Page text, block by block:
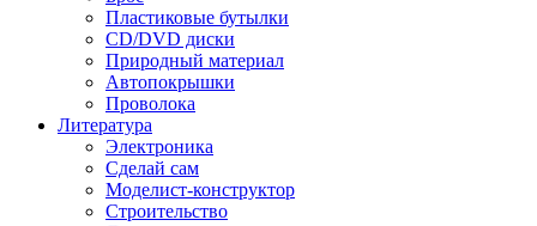
Пластиковые бутылки
CD/DVD диски
Природный материал
Автопокрышки
Проволока
Литература
Электроника
Сделай сам
Моделист-конструктор
Строительство